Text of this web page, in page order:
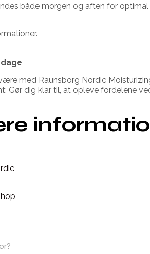
både morgen og aften for
med Raunsborg Nordic
Gør dig klar til, at opleve fordelene